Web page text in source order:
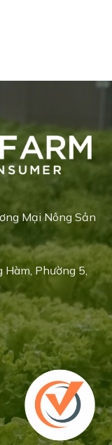
Mại Nông Sản
Phường 5,